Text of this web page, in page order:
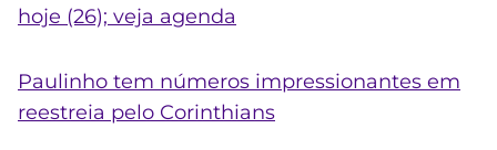
hoje (26); veja agenda
Paulinho tem números impressionantes em
reestreia pelo Corinthians